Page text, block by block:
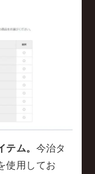
ム。 今治タ
使用してお